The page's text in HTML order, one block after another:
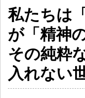
私たちは
が「精神
その純粋
入れない